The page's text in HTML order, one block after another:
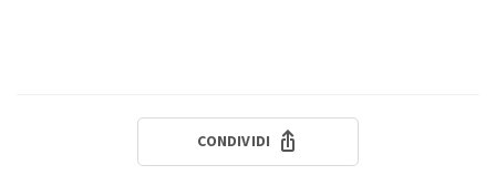
CONDIVIDI